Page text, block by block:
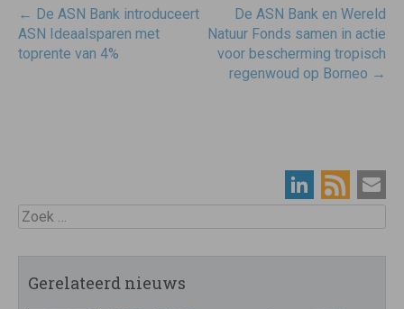
Post
navigatie
← De ASN Bank introduceert
ASN Ideaalsparen met
toprente van 4%
De ASN Bank en Wereld
Natuur Fonds samen in actie
voor bescherming tropisch
regenwoud op Borneo →
Zoek
Gerelateerd nieuws